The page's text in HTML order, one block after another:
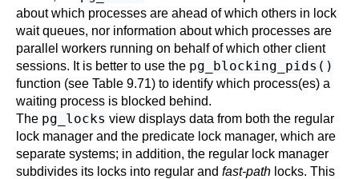
about which processes are ahead of which others in lock
wait queues, nor information about which processes are
parallel workers running on behalf of which other client
sessions. It is better to use the pg_blocking_pids()
function (see Table 9.71) to identify which process(es) a
waiting process is blocked behind.
The pg_locks view displays data from both the regular
lock manager and the predicate lock manager, which are
separate systems; in addition, the regular lock manager
subdivides its locks into regular and fast-path locks. This